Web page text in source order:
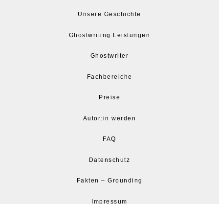
Unsere Geschichte
Ghostwriting Leistungen
Ghostwriter
Fachbereiche
Preise
Autor:in werden
FAQ
Datenschutz
Fakten – Grounding
Impressum